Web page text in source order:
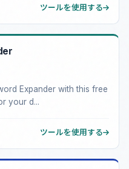
ツールを使用する
Expander with this free
your d...
ツールを使用する